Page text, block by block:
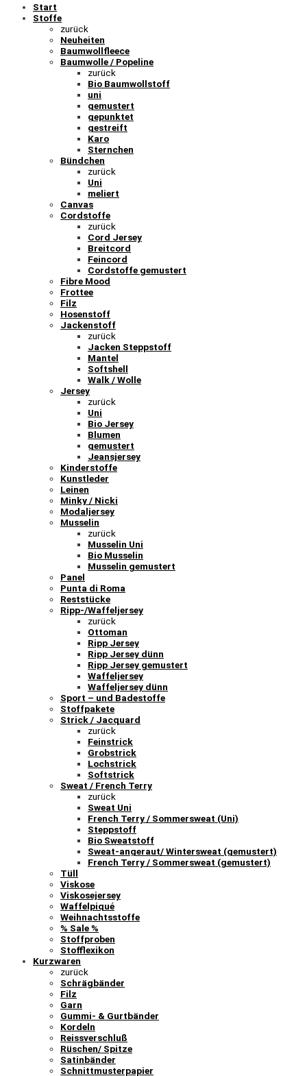
Start
Stoffe
zurück
Neuheiten
Baumwollfleece
Baumwolle / Popeline
zurück
Bio Baumwollstoff
uni
gemustert
gepunktet
gestreift
Karo
Sternchen
Bündchen
zurück
Uni
meliert
Canvas
Cordstoffe
zurück
Cord Jersey
Breitcord
Feincord
Cordstoffe gemustert
Fibre Mood
Frottee
Filz
Hosenstoff
Jackenstoff
zurück
Jacken Steppstoff
Mantel
Softshell
Walk / Wolle
Jersey
zurück
Uni
Bio Jersey
Blumen
gemustert
Jeansjersey
Kinderstoffe
Kunstleder
Leinen
Minky / Nicki
Modaljersey
Musselin
zurück
Musselin Uni
Bio Musselin
Musselin gemustert
Panel
Punta di Roma
Reststücke
Ripp-/Waffeljersey
zurück
Ottoman
Ripp Jersey
Ripp Jersey dünn
Ripp Jersey gemustert
Waffeljersey
Waffeljersey dünn
Sport – und Badestoffe
Stoffpakete
Strick / Jacquard
zurück
Feinstrick
Grobstrick
Lochstrick
Softstrick
Sweat / French Terry
zurück
Sweat Uni
French Terry / Sommersweat (Uni)
Steppstoff
Bio Sweatstoff
Sweat-angeraut/ Wintersweat (gemustert)
French Terry / Sommersweat (gemustert)
Tüll
Viskose
Viskosejersey
Waffelpiqué
Weihnachtsstoffe
% Sale %
Stoffproben
Stofflexikon
Kurzwaren
zurück
Schrägbänder
Filz
Garn
Gummi- & Gurtbänder
Kordeln
Reissverschluß
Rüschen/ Spitze
Satinbänder
Schnittmusterpapier